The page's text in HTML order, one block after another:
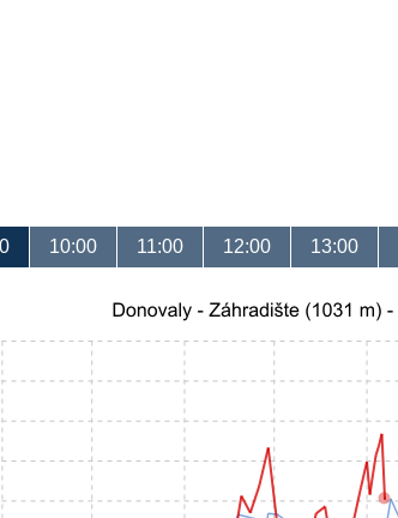
10:00 11:00 12:00 13:00